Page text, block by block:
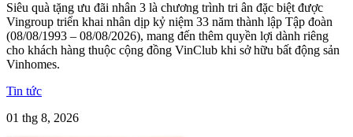
Siêu quà tặng ưu đãi nhân 3 là chương trình tri ân đặc biệt được
Vingroup triển khai nhân dịp kỷ niệm 33 năm thành lập Tập đoàn
(08/08/1993 – 08/08/2026), mang đến thêm quyền lợi dành riêng
cho khách hàng thuộc cộng đồng VinClub khi sở hữu bất động sản
Vinhomes.
Tin tức
01 thg 8, 2026